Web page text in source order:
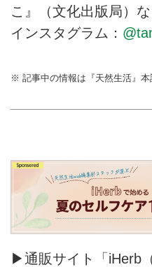
こ』（文化出版局）な
インスタグラム：
※ 記事中の情報は『天然生活』本
▶通販サイト「iHerb